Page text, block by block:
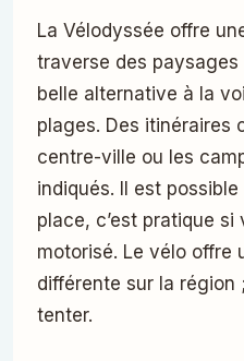
La Vélodyssée offre
traverse des paysages
belle alternative à la
plages. Des itinéraires
centre-ville ou les
indiqués. Il est
place, c’est pratique si
motorisé. Le vélo offre
différente sur la région
tenter.